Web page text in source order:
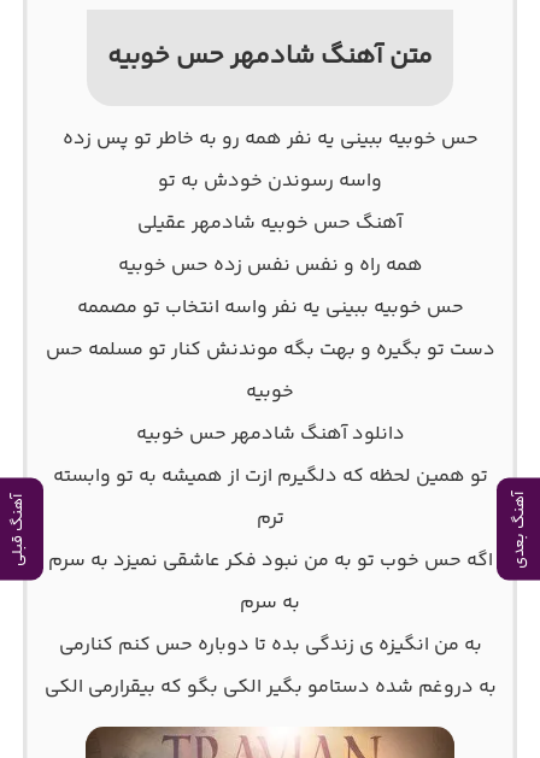
آهنگ بعدی آهنگ قبلی
متن آهنگ شادمهر حس خوبیه
حس خوبیه ببینی یه نفر همه رو به خاطر تو پس زده
واسه رسوندن خودش به تو
آهنگ حس خوبیه شادمهر عقیلی
همه راه و نفس نفس زده حس خوبیه
حس خوبیه ببینی یه نفر واسه انتخاب تو مصممه
دست تو بگیره و بهت بگه موندنش کنار تو مسلمه حس
خوبیه
دانلود آهنگ شادمهر حس خوبیه
تو همین لحظه که دلگیرم ازت از همیشه به تو وابسته
ترم
اگه حس خوب تو به من نبود فکر عاشقی نمیزد به سرم
به سرم
به من انگیزه ی زندگی بده تا دوباره حس کنم کنارمی
به دروغم شده دستامو بگیر الکی بگو که بیقرارمی الکی